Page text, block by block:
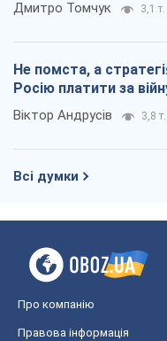
Дмитро Томчук 3,1 т.
Не помста, а
Росію платити за
Віктор Андрусів 3,8 т.
Всі думки
Про компанію
Правова інформація